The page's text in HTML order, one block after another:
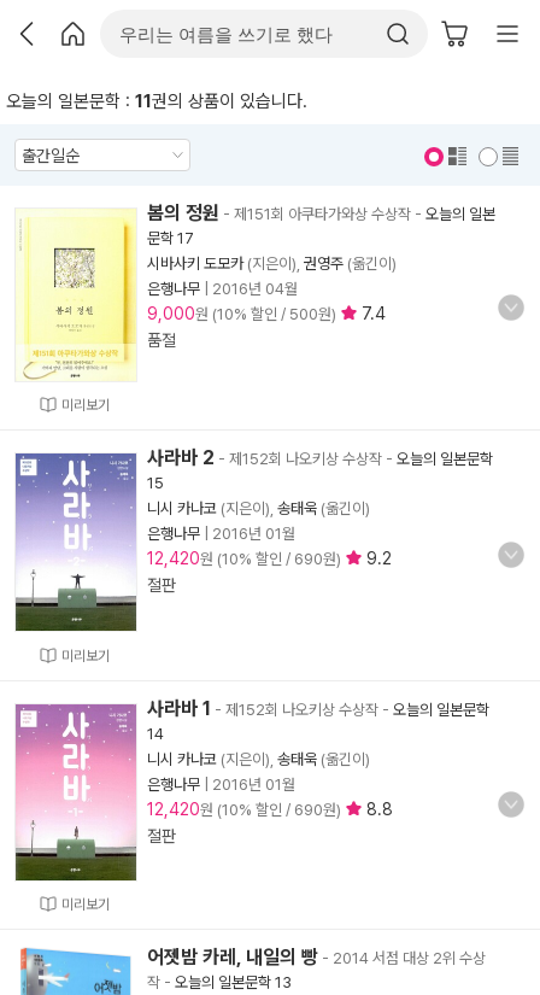
오늘의 일본문학 : 11권의 상품이 있습니다.
미리보기
봄의 정원 - 제151회 아쿠타가와상 수상작 - 오늘의 일본
문학 17
시바사키 도모카(지은이), 권영주 (옮긴이)
은행나무
2016년 04월
9,000원 (10% 할인 / 500원)
7.4
품절
미리보기
사라바 2 - 제152회 나오키상 수상작 - 오늘의 일본문학
15
니시 카나코 (지은이), 송태욱 (옮긴이)
은행나무
2016년 01월
12,420원 (10% 할인 / 690원)
9.2
절판
미리보기
사라바 1 - 제152회 나오키상 수상작 - 오늘의 일본문학
14
니시 카나코 (지은이), 송태욱 (옮긴이)
은행나무
2016년 01월
12,420원 (10% 할인 / 690원)
8.8
절판
어젯밤 카레, 내일의 빵 - 2014 서점 대상 2위 수상
작 - 오늘의 일본문학 13